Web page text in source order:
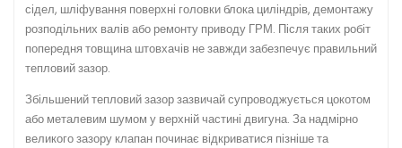
сідел, шліфування поверхні головки блока циліндрів, демонтажу
розподільних валів або ремонту приводу ГРМ. Після таких робіт
попередня товщина штовхачів не завжди забезпечує правильний
тепловий зазор.
Збільшений тепловий зазор зазвичай супроводжується цокотом
або металевим шумом у верхній частині двигуна. За надмірно
великого зазору клапан починає відкриватися пізніше та